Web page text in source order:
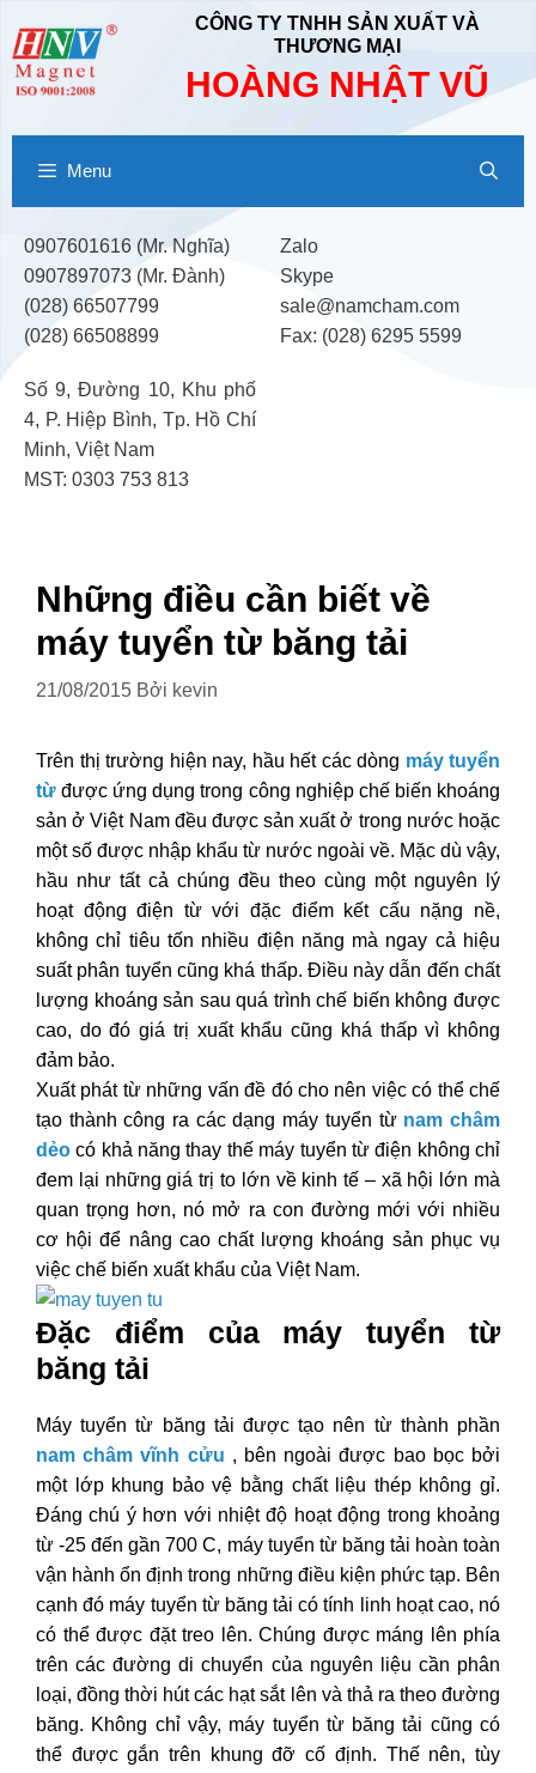
đến
nội
CÔNG TY TNHH SẢN XUẤT VÀ
THƯƠNG MẠI
HOÀNG NHẬT VŨ
Menu
0907601616 (Mr. Nghĩa)
0907897073 (Mr. Đành)
(028) 66507799
(028) 66508899
Zalo
Skype
sale@namcham.com
Fax: (028) 6295 5599
Số 9, Đường 10, Khu phố
4, P. Hiệp Bình, Tp. Hồ Chí
Minh, Việt Nam
MST: 0303 753 813
Những điều cần biết về
máy tuyển từ băng tải
21/08/2015 Bởi kevin
Trên thị trường hiện nay, hầu hết các dòng máy tuyển
từ được ứng dụng trong công nghiệp chế biến khoáng
sản ở Việt Nam đều được sản xuất ở trong nước hoặc
một số được nhập khẩu từ nước ngoài về. Mặc dù vậy,
hầu như tất cả chúng đều theo cùng một nguyên lý
hoạt động điện từ với đặc điểm kết cấu nặng nề,
không chỉ tiêu tốn nhiều điện năng mà ngay cả hiệu
suất phân tuyển cũng khá thấp. Điều này dẫn đến chất
lượng khoáng sản sau quá trình chế biến không được
cao, do đó giá trị xuất khẩu cũng khá thấp vì không
đảm bảo.
Xuất phát từ những vấn đề đó cho nên việc có thể chế
tạo thành công ra các dạng máy tuyển từ nam châm
dẻo có khả năng thay thế máy tuyển từ điện không chỉ
đem lại những giá trị to lớn về kinh tế – xã hội lớn mà
quan trọng hơn, nó mở ra con đường mới với nhiều
cơ hội để nâng cao chất lượng khoáng sản phục vụ
việc chế biến xuất khẩu của Việt Nam.
Đặc điểm của máy tuyển từ
băng tải
Máy tuyển từ băng tải được tạo nên từ thành phần
nam châm vĩnh cửu , bên ngoài được bao bọc bởi
một lớp khung bảo vệ bằng chất liệu thép không gỉ.
Đáng chú ý hơn với nhiệt độ hoạt động trong khoảng
từ -25 đến gần 700 C, máy tuyển từ băng tải hoàn toàn
vận hành ổn định trong những điều kiện phức tạp. Bên
cạnh đó máy tuyển từ băng tải có tính linh hoạt cao, nó
có thể được đặt treo lên. Chúng được máng lên phía
trên các đường di chuyển của nguyên liệu cần phân
loại, đồng thời hút các hạt sắt lên và thả ra theo đường
băng. Không chỉ vậy, máy tuyển từ băng tải cũng có
thể được gắn trên khung đỡ cố định. Thế nên, tùy